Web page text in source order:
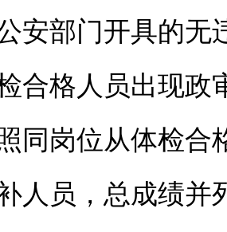
安部门开具的无
格人员出现政
同岗位从体检合
人员，总成绩并